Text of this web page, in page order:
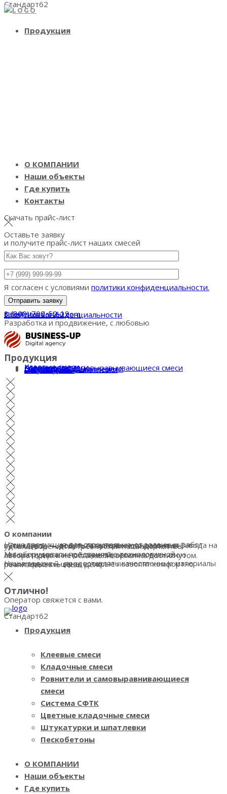
Стандарт62
Продукция
О КОМПАНИИ
Наши объекты
Где купить
Контакты
Скачать прайс-лист
Оставьте заявку
и получите прайс-лист наших смесей
Я согласен с условиями политики конфиденциальности.
8 (800) 700-52-19
sale@standart62.com
Политика конфиденциальности
Разработка и продвижение, с любовью
Продукция
Клеевые смеси
Кладочные смеси
Ровнители и самовыравнивающиеся смеси
Система СФТК
Цветные кладочные смеси
Штукатурки и шпатлевки
Пескобетоны
О компании
Наша продукция для строительно-отделочных работ «Стандарт» — результат уверенного развития Завода на пути к цели — добиться высоких стандартов в удовлетворении потребностей наших клиентов.
Мы оборудовали предприятие технологичной автоматизированной линией, организовали свою лабораторию и не останавливаемся на достигнутом.
Наша задача — предоставлять качественные материалы по интересной цене, которые позволят комфортно реализовывать ваше дело.
Отлично!
Оператор свяжется с вами.
Стандарт62
Продукция
Клеевые смеси
Кладочные смеси
Ровнители и самовыравнивающиеся
смеси
Система СФТК
Цветные кладочные смеси
Штукатурки и шпатлевки
Пескобетоны
О КОМПАНИИ
Наши объекты
Где купить